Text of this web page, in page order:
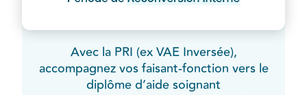
Avec la PRI (ex VAE Inversée),
accompagnez vos faisant-fonction vers le
diplôme d’aide soignant